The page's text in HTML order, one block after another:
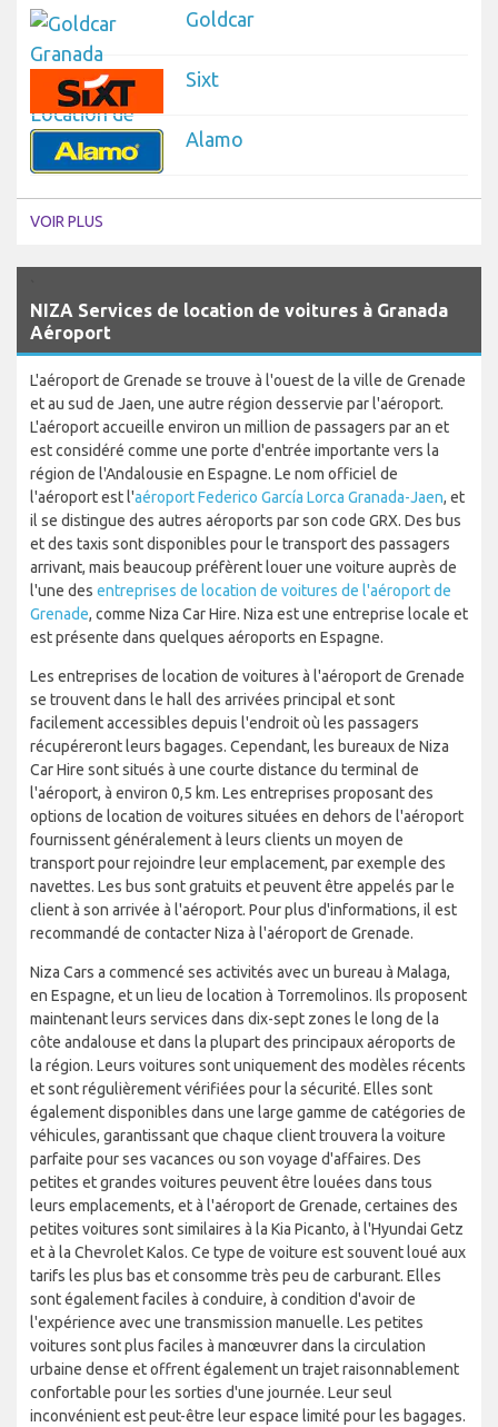
Goldcar
Sixt
Alamo
VOIR PLUS
NIZA Services de location de voitures à Granada
Aéroport
L'aéroport de Grenade se trouve à l'ouest de la ville de Grenade
et au sud de Jaen, une autre région desservie par l'aéroport.
L'aéroport accueille environ un million de passagers par an et
est considéré comme une porte d'entrée importante vers la
région de l'Andalousie en Espagne. Le nom officiel de
l'aéroport est l'aéroport Federico García Lorca Granada-Jaen, et
il se distingue des autres aéroports par son code GRX. Des bus
et des taxis sont disponibles pour le transport des passagers
arrivant, mais beaucoup préfèrent louer une voiture auprès de
l'une des entreprises de location de voitures de l'aéroport de
Grenade, comme Niza Car Hire. Niza est une entreprise locale et
est présente dans quelques aéroports en Espagne.
Les entreprises de location de voitures à l'aéroport de Grenade
se trouvent dans le hall des arrivées principal et sont
facilement accessibles depuis l'endroit où les passagers
récupéreront leurs bagages. Cependant, les bureaux de Niza
Car Hire sont situés à une courte distance du terminal de
l'aéroport, à environ 0,5 km. Les entreprises proposant des
options de location de voitures situées en dehors de l'aéroport
fournissent généralement à leurs clients un moyen de
transport pour rejoindre leur emplacement, par exemple des
navettes. Les bus sont gratuits et peuvent être appelés par le
client à son arrivée à l'aéroport. Pour plus d'informations, il est
recommandé de contacter Niza à l'aéroport de Grenade.
Niza Cars a commencé ses activités avec un bureau à Malaga,
en Espagne, et un lieu de location à Torremolinos. Ils proposent
maintenant leurs services dans dix-sept zones le long de la
côte andalouse et dans la plupart des principaux aéroports de
la région. Leurs voitures sont uniquement des modèles récents
et sont régulièrement vérifiées pour la sécurité. Elles sont
également disponibles dans une large gamme de catégories de
véhicules, garantissant que chaque client trouvera la voiture
parfaite pour ses vacances ou son voyage d'affaires. Des
petites et grandes voitures peuvent être louées dans tous
leurs emplacements, et à l'aéroport de Grenade, certaines des
petites voitures sont similaires à la Kia Picanto, à l'Hyundai Getz
et à la Chevrolet Kalos. Ce type de voiture est souvent loué aux
tarifs les plus bas et consomme très peu de carburant. Elles
sont également faciles à conduire, à condition d'avoir de
l'expérience avec une transmission manuelle. Les petites
voitures sont plus faciles à manœuvrer dans la circulation
urbaine dense et offrent également un trajet raisonnablement
confortable pour les sorties d'une journée. Leur seul
inconvénient est peut-être leur espace limité pour les bagages.